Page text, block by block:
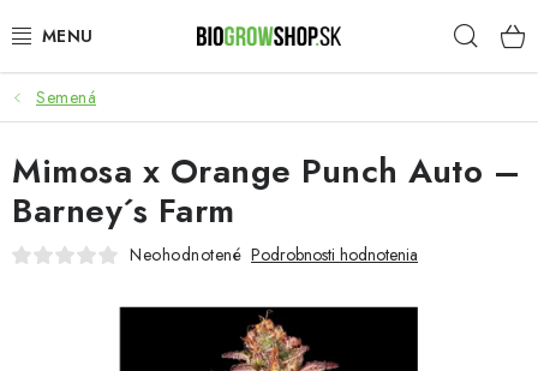
na
PESTOVANIE
HEADSHOP
SEMENÁ
Semená
Mimosa x Orange Punch Auto –
Barney´s Farm
Neohodnotené Podrobnosti hodnotenia